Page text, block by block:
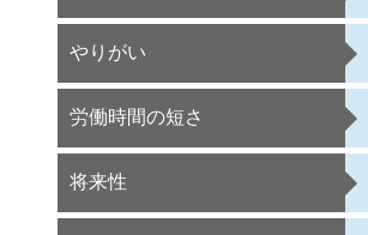
やりがい
労働時間の短さ
将来性